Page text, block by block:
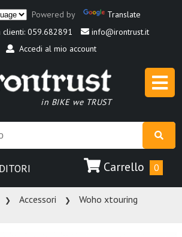
Powered by
Translate
clienti: 059.682891
info@irontrust.it
Accedi al mio account
in BIKE we TRUST
Carrello 0
Accessori
Woho xtouring